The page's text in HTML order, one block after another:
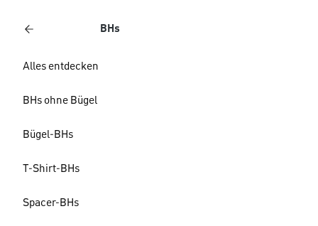
BHs
Alles entdecken
BHs ohne Bügel
Bügel-BHs
T-Shirt-BHs
Spacer-BHs